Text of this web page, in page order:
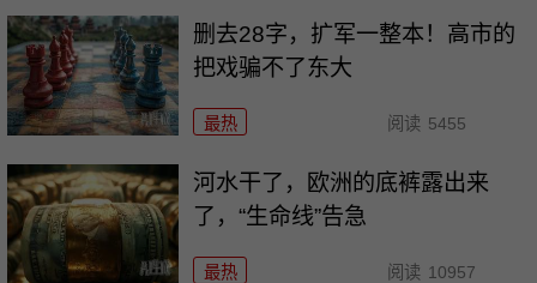
删去28字，扩军一整本！高市的
把戏骗不了东大
最热 阅读 5455
河水干了，欧洲的底裤露出来
了，“生命线”告急
最热 阅读 10957